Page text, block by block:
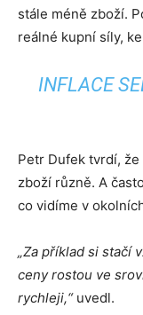
stále méně zboží.
reálné kupní síly,
INFLACE
Petr Dufek tvrdí,
zboží různě. A
co vidíme v
„Za příklad si stačí
ceny rostou ve
rychleji,“uvedl.